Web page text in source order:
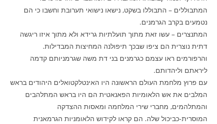
המתבוללים – התבוללו בשקט, נישאו נישואי תערובת וחשבו כי הם
נטמעים בקרב הגרמנים.
המתנצרים – עשו זאת מתוך תועלתיות גרידא ולא מתוך איזו ריגשה
דתית נוצרית הם ציפו שבכך תיפולנה המחיצות המבדילות.
והרפורמים ראו עצמם כגרמנים בני דת משה שגרמניותם קדמה
ליראתם וליהדותם.
עם פרוץ מלחמת העולם הראשונה היו האינטלקטואלים היהודים בראש
המלבים את אש הלאומיות הפאנאטית הם היו בראש המתלהבים
והמתלהמים, מחברי שירי המלחמה ומאסות ההצדקה
המוסרית-כביכול שלה. הם קראו לקידוש הלאומניות הגרמאנית